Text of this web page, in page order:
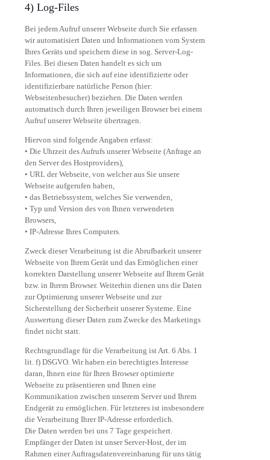
4) Log-Files
Bei jedem Aufruf unserer Webseite durch Sie erfassen
wir automatisiert Daten und Informationen vom System
Ihres Geräts und speichern diese in sog. Server-Log-
Files. Bei diesen Daten handelt es sich um
Informationen, die sich auf eine identifizierte oder
identifizierbare natürliche Person (hier:
Webseitenbesucher) beziehen. Die Daten werden
automatisch durch Ihren jeweiligen Browser bei einem
Aufruf unserer Webseite übertragen.
Hiervon sind folgende Angaben erfasst:
• Die Uhrzeit des Aufrufs unserer Webseite (Anfrage an
den Server des Hostproviders),
• URL der Webseite, von welcher aus Sie unsere
Webseite aufgerufen haben,
• das Betriebssystem, welches Sie verwenden,
• Typ und Version des von Ihnen verwendeten
Browsers,
• IP-Adresse Ihres Computers.
Zweck dieser Verarbeitung ist die Abrufbarkeit unserer
Webseite von Ihrem Gerät und das Ermöglichen einer
korrekten Darstellung unserer Webseite auf Ihrem Gerät
bzw. in Ihrem Browser. Weiterhin dienen uns die Daten
zur Optimierung unserer Webseite und zur
Sicherstellung der Sicherheit unserer Systeme. Eine
Auswertung dieser Daten zum Zwecke des Marketings
findet nicht statt.
Rechtsgrundlage für die Verarbeitung ist Art. 6 Abs. 1
lit. f) DSGVO. Wir haben ein berechtigtes Interesse
daran, Ihnen eine für Ihren Browser optimierte
Webseite zu präsentieren und Ihnen eine
Kommunikation zwischen unserem Server und Ihrem
Endgerät zu ermöglichen. Für letzteres ist insbesondere
die Verarbeitung Ihrer IP-Adresse erforderlich.
Die Daten werden bei uns 7 Tage gespeichert.
Empfänger der Daten ist unser Server-Host, der im
Rahmen einer Auftragsdatenvereinbarung für uns tätig